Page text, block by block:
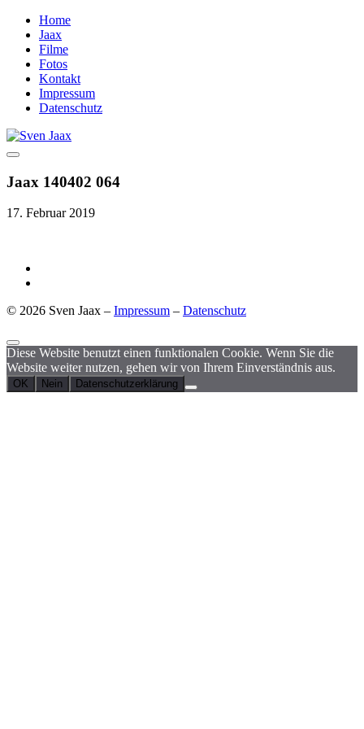
Home
Jaax
Filme
Fotos
Kontakt
Impressum
Datenschutz
Jaax 140402 064
17. Februar 2019
© 2026 Sven Jaax – Impressum – Datenschutz
Diese Website benutzt einen funktionalen Cookie. Wenn Sie die
Website weiter nutzen, gehen wir von Ihrem Einverständnis aus.
OK Nein Datenschutzerklärung